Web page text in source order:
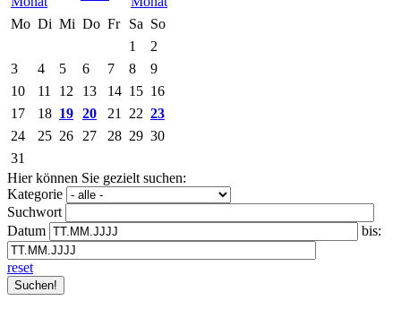
Mo Di Mi Do Fr Sa So
1
2
3
4 5 6 7 8
9
10
11 12 13 14 15 16
17
18 19 20 21 22 23
24
25 26 27 28 29 30
31
Hier können Sie gezielt suchen:
Kategorie
Suchwort
Datum
bis:
reset